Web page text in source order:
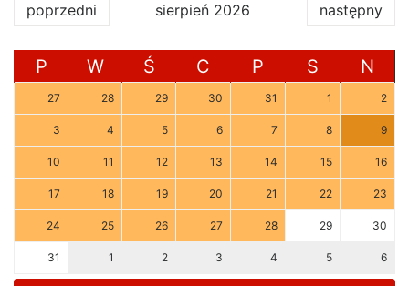
poprzedni sierpień 2026 następny
P W Ś C P S N
27 28 29 30 31 1 2
3 4 5 6 7 8 9
10 11 12 13 14 15 16
17 18 19 20 21 22 23
24 25 26 27 28 29 30
31 1 2 3 4 5 6